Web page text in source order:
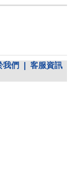
我們
客服資訊